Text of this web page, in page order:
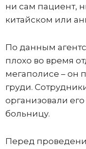
ни сам пациент,
китайском или
По данным
плохо во время
мегаполисе – он
груди.
организовали
больницу.
Перед